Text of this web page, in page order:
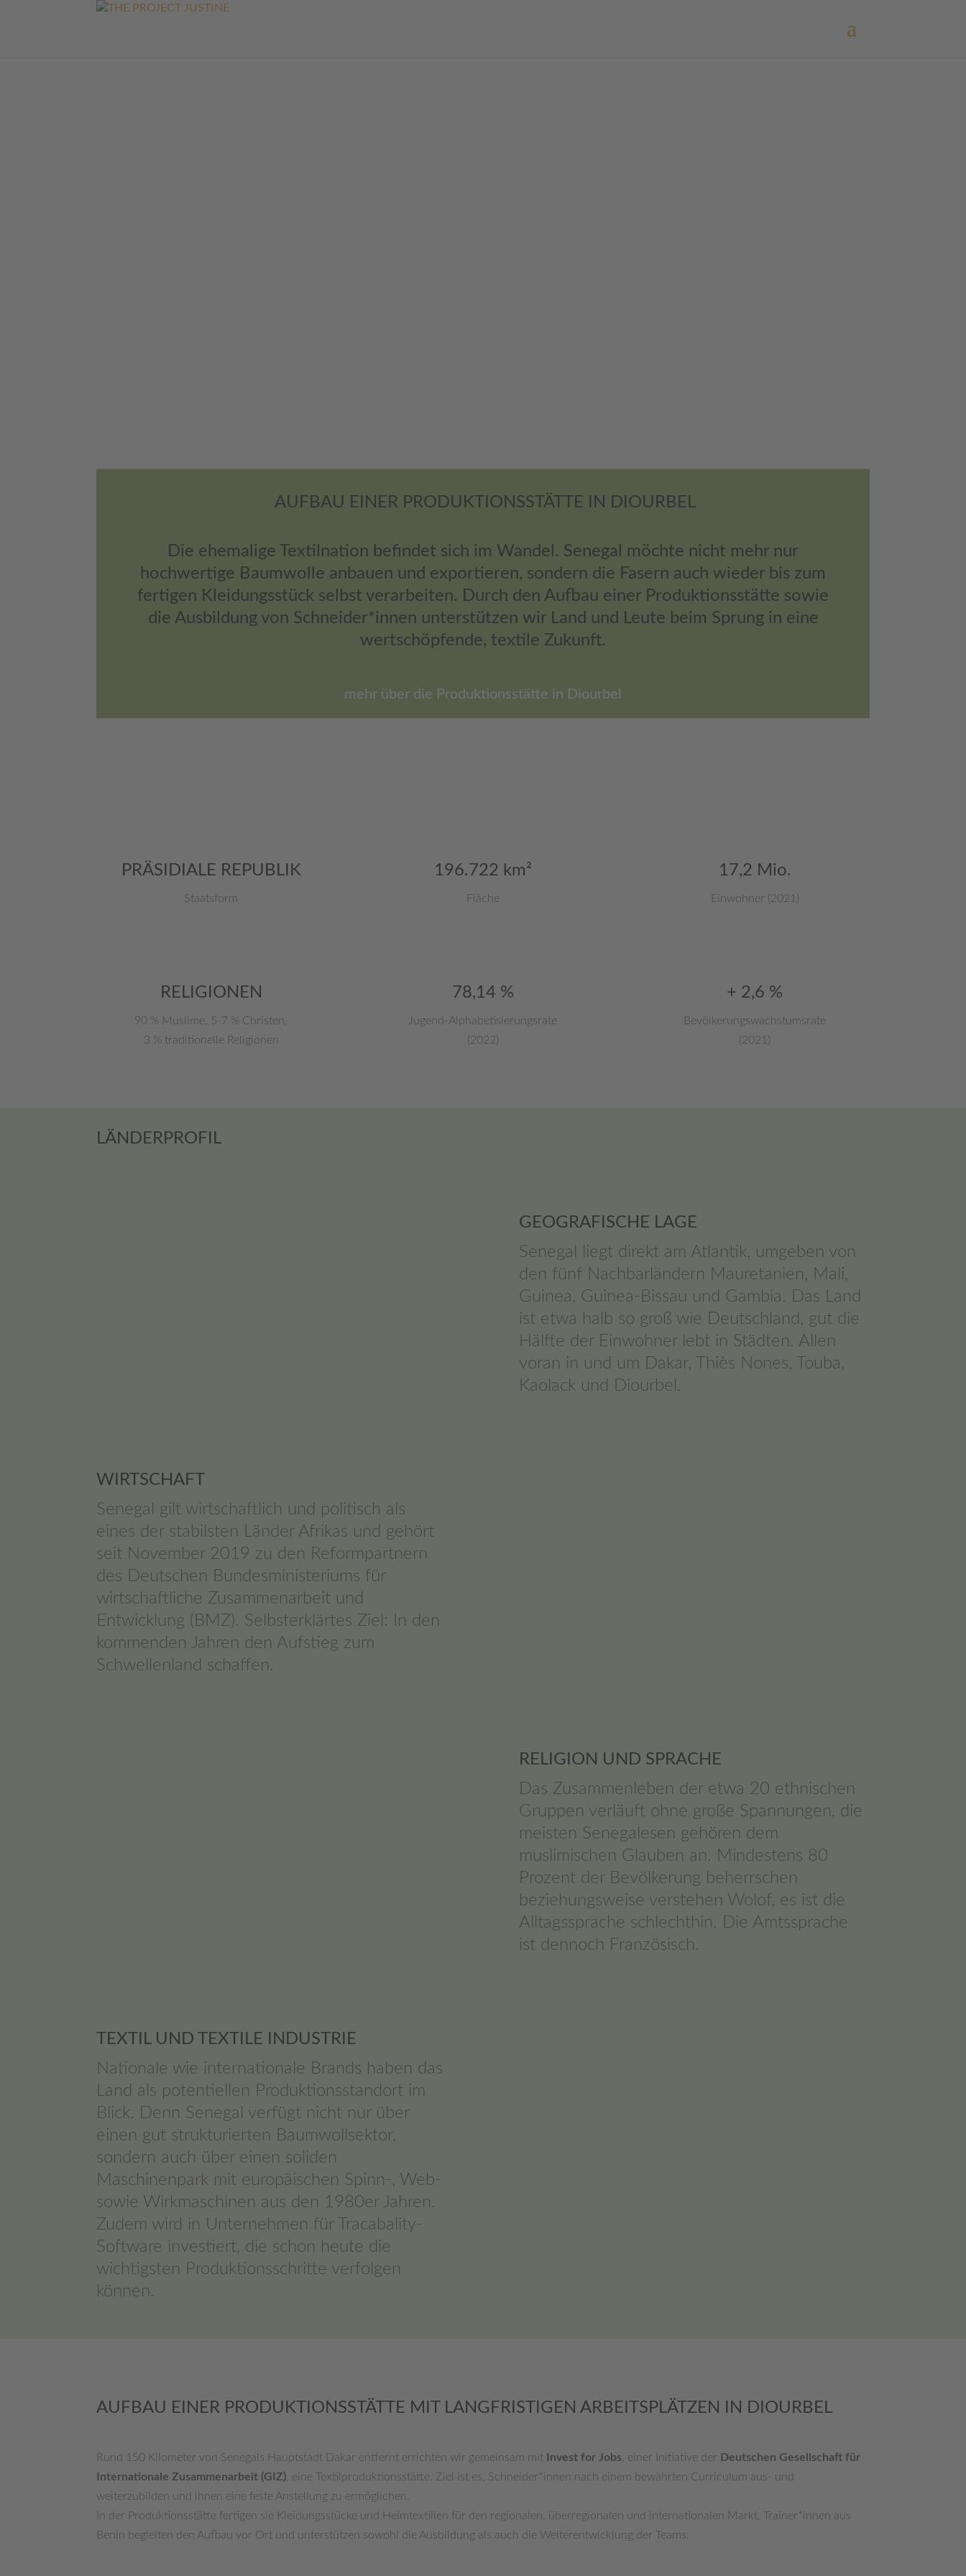
AUFBAU EINER PRODUKTIONSSTÄTTE IN DIOURBEL
Die ehemalige Textilnation befindet sich im Wandel. Senegal möchte nicht mehr nur
hochwertige Baumwolle anbauen und exportieren, sondern die Fasern auch wieder bis zum
fertigen Kleidungsstück selbst verarbeiten. Durch den Aufbau einer Produktionsstätte sowie
die Ausbildung von Schneider*innen unterstützen wir Land und Leute beim Sprung in eine
wertschöpfende, textile Zukunft.
mehr über die Produktionsstätte in Diourbel
PRÄSIDIALE REPUBLIK
Staatsform
196.722 km²
Fläche
17,2 Mio.
Einwohner (2021)
RELIGIONEN
90 % Muslime, 5-7 % Christen,
3 % traditionelle Religionen
78,14 %
Jugend-Alphabetisierungsrate
(2022)
+ 2,6 %
Bevölkerungswachstumsrate
(2021)
LÄNDERPROFIL
GEOGRAFISCHE LAGE
Senegal liegt direkt am Atlantik, umgeben von
den fünf Nachbarländern Mauretanien, Mali,
Guinea, Guinea-Bissau und Gambia. Das Land
ist etwa halb so groß wie Deutschland, gut die
Hälfte der Einwohner lebt in Städten. Allen
voran in und um Dakar, Thiès Nones, Touba,
Kaolack und Diourbel.
WIRTSCHAFT
Senegal gilt wirtschaftlich und politisch als
eines der stabilsten Länder Afrikas und gehört
seit November 2019 zu den Reformpartnern
des Deutschen Bundesministeriums für
wirtschaftliche Zusammenarbeit und
Entwicklung (BMZ). Selbsterklärtes Ziel: In den
kommenden Jahren den Aufstieg zum
Schwellenland schaffen.
RELIGION UND SPRACHE
Das Zusammenleben der etwa 20 ethnischen
Gruppen verläuft ohne große Spannungen, die
meisten Senegalesen gehören dem
muslimischen Glauben an. Mindestens 80
Prozent der Bevölkerung beherrschen
beziehungsweise verstehen Wolof, es ist die
Alltagssprache schlechthin. Die Amtssprache
ist dennoch Französisch.
TEXTIL UND TEXTILE INDUSTRIE
Nationale wie internationale Brands haben das
Land als potentiellen Produktionsstandort im
Blick. Denn Senegal verfügt nicht nur über
einen gut strukturierten Baumwollsektor,
sondern auch über einen soliden
Maschinenpark mit europäischen Spinn-, Web-
sowie Wirkmaschinen aus den 1980er Jahren.
Zudem wird in Unternehmen für Tracabality-
Software investiert, die schon heute die
wichtigsten Produktionsschritte verfolgen
können.
AUFBAU EINER PRODUKTIONSSTÄTTE MIT LANGFRISTIGEN ARBEITSPLÄTZEN IN DIOURBEL
Rund 150 Kilometer von Senegals Hauptstadt Dakar entfernt errichten wir gemeinsam mit Invest for Jobs , einer Initiative der Deutschen Gesellschaft für
Internationale Zusammenarbeit (GIZ) , eine Textilproduktionsstätte. Ziel ist es, Schneider*innen nach einem bewährten Curriculum aus- und
weiterzubilden und ihnen eine feste Anstellung zu ermöglichen.
In der Produktionsstätte fertigen sie Kleidungsstücke und Heimtextilien für den regionalen, überregionalen und internationalen Markt. Trainer*innen aus
Benin begleiten den Aufbau vor Ort und unterstützen sowohl die Ausbildung als auch die Weiterentwicklung der Teams.